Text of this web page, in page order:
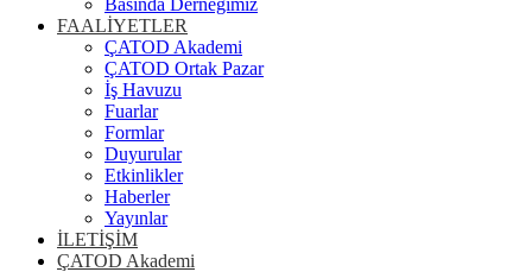
Basında Derneğimiz
FAALİYETLER
ÇATOD Akademi
ÇATOD Ortak Pazar
İş Havuzu
Fuarlar
Formlar
Duyurular
Etkinlikler
Haberler
Yayınlar
İLETİŞİM
ÇATOD Akademi